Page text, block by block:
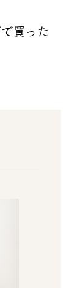
買った